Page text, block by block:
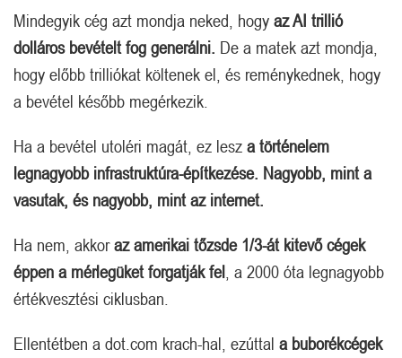
Mindegyik cég azt mondja neked, hogy az AI trillió
dolláros bevételt fog generálni. De a matek azt mondja,
hogy előbb trilliókat költenek el, és reménykednek, hogy
a bevétel később megérkezik.
Ha a bevétel utoléri magát, ez lesz a történelem
legnagyobb infrastruktúra-építkezése. Nagyobb, mint a
vasutak, és nagyobb, mint az internet.
Ha nem, akkoraz amerikai tőzsde 1/3-át kitevő cégek
éppen a mérlegüket forgatják fel , a 2000 óta legnagyobb
értékvesztési ciklusban.
Ellentétben a dot.com krach-hal, ezúttal a buborékcégek